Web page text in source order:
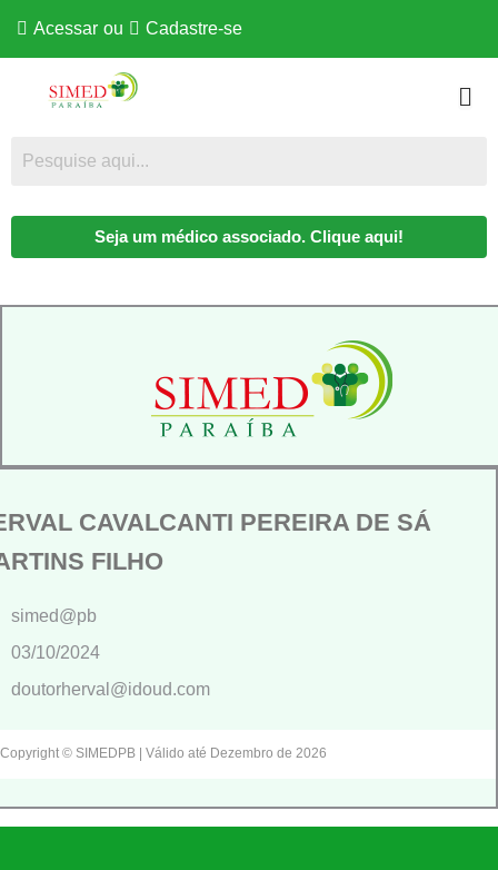
Acessar ou Cadastre-se
Seja um médico associado. Clique aqui!
CAVALCANTI PEREIRA DE SÁ
FILHO
simed@pb
03/10/2024
doutorherval@idoud.com
Copyright © SIMEDPB | Válido até Dezembro de 2026